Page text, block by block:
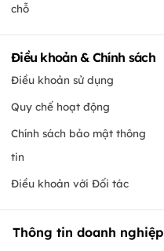
chỗ
Điều khoản & Chính sách
Điều khoản sử dụng
Quy chế hoạt động
Chính sách bảo mật thông
tin
Điều khoản với Đối tác
Thông tin doanh nghiệp